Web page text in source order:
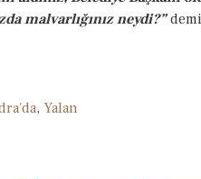
malvarlığınız neydi?”
, Yalan